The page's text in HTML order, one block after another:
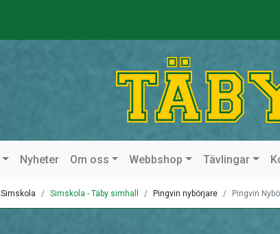
Nyheter Om oss Webbshop Tävlingar
Simskola Simskola - Täby simhall Pingvin nybörjare Pingvin